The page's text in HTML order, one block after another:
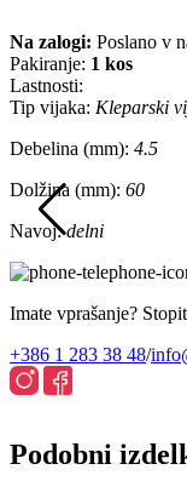
Na zalogi: Poslano v
Pakiranje: 1 kos
Lastnosti:
Tip vijaka: Kleparski
Debelina (mm): 4.5
Dolžina (mm): 60
Navoj: delni
Imate vprašanje?
+386 1 283 38 48/
Podobni